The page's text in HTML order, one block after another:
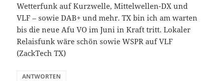
Wetterfunk auf Kurzwelle, Mittelwellen-DX und
VLF – sowie DAB+ und mehr. TX bin ich am warten
bis die neue Afu VO im Juni in Kraft tritt. Lokaler
Relaisfunk wäre schön sowie WSPR auf VLF
(ZackTech TX)
ANTWORTEN